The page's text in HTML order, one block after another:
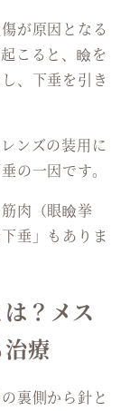
が原因となる
こると、瞼を
、下垂を引き
ンズの装用に
の一因です。
肉（眼瞼挙
垂」もありま
？メス
療
裏側から針と